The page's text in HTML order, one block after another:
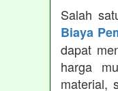
Salah
Biaya
dapat
harga
material,